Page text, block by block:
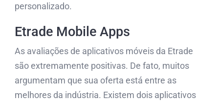
personalizado.
Etrade Mobile Apps
As avaliações de aplicativos móveis da Etrade
são extremamente positivas. De fato, muitos
argumentam que sua oferta está entre as
melhores da indústria. Existem dois aplicativos